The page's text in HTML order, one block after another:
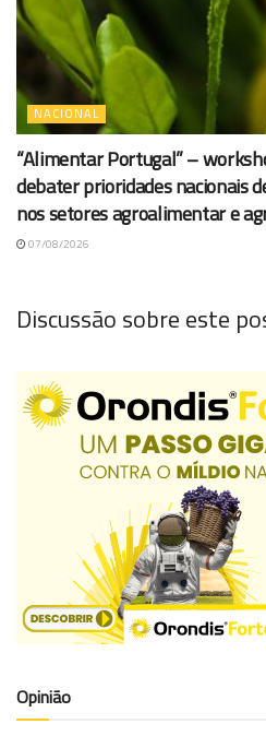
NACIONAL
“Alimentar Portugal” –
debater prioridades nacionais
nos setores agroalimentar e
07/08/2026
Discussão sobre este
Opinião